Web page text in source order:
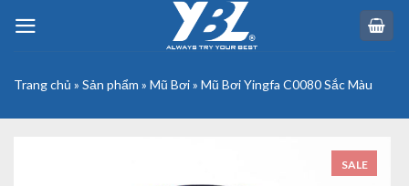
Trang chủ » Sản phẩm » Mũ Bơi» Mũ Bơi Yingfa C0080 Sắc Màu
SALE